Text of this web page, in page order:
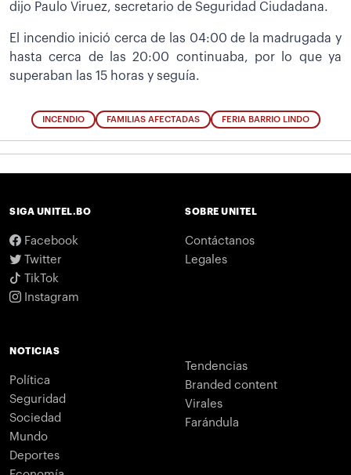
dijo Paulo Viruez, secretario de Seguridad Ciudadana.
El incendio inició cerca de las 04:00 de la madrugada y
hasta cerca de las 20:00 continuaba, por lo que ya
superaban las 15 horas y seguía.
INCENDIO FAMILIAS AFECTADAS FERIA BARRIO LINDO
SIGA UNITEL.BO
Facebook
Twitter
TikTok
Instagram
SOBRE UNITEL
Contáctanos
Legales
NOTICIAS
Política
Seguridad
Sociedad
Mundo
Deportes
Tendencias
Branded content
Virales
Farándula